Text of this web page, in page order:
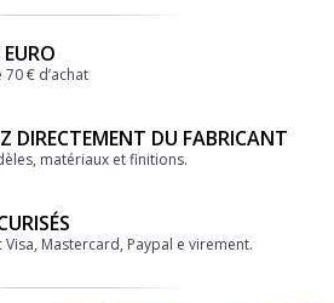
60€
Loading...
€ d’achat
DIRECTEMENT DU FABRICANT
matériaux et finitions.
Visa, Mastercard, Paypal e virement.